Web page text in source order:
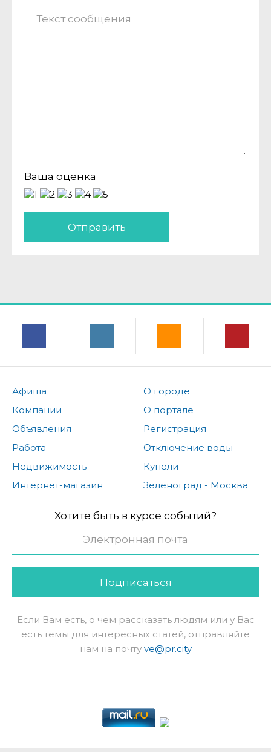
Ваша оценка
Отправить
Афиша
Компании
Объявления
Работа
Недвижимость
Интернет-магазин
О городе
О портале
Регистрация
Отключение воды
Купели
Зеленоград - Москва
Хотите быть в курсе событий?
Подписаться
Если Вам есть, о чем рассказать людям или у Вас
есть темы для интересных статей, отправляйте
нам на почту ve@pr.city